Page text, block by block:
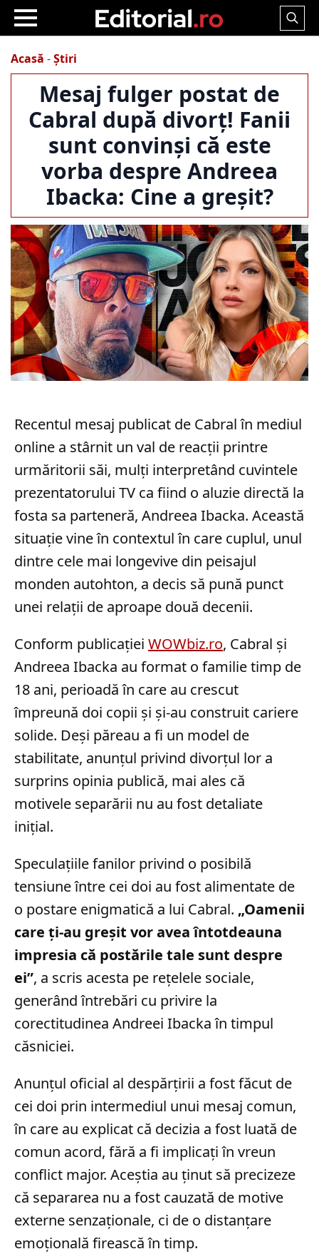
Search
Acasă -Știri
Mesaj fulger postat de
Cabral după divorț! Fanii
sunt convinși că este
vorba despre Andreea
Ibacka: Cine a greșit?
Recentul mesaj publicat de Cabral în mediul
online a stârnit un val de reacții printre
urmăritorii săi, mulți interpretând cuvintele
prezentatorului TV ca fiind o aluzie directă la
fosta sa parteneră, Andreea Ibacka. Această
situație vine în contextul în care cuplul, unul
dintre cele mai longevive din peisajul
monden autohton, a decis să pună punct
unei relații de aproape două decenii.
Conform publicației WOWbiz.ro, Cabral și
Andreea Ibacka au format o familie timp de
18 ani, perioadă în care au crescut
împreună doi copii și și-au construit cariere
solide. Deși păreau a fi un model de
stabilitate, anunțul privind divorțul lor a
surprins opinia publică, mai ales că
motivele separării nu au fost detaliate
inițial.
Speculațiile fanilor privind o posibilă
tensiune între cei doi au fost alimentate de
o postare enigmatică a lui Cabral. „Oamenii
care ți-au greșit vor avea întotdeauna
impresia că postările tale sunt despre
ei”, a scris acesta pe rețelele sociale,
generând întrebări cu privire la
corectitudinea Andreei Ibacka în timpul
căsniciei.
Anunțul oficial al despărțirii a fost făcut de
cei doi prin intermediul unui mesaj comun,
în care au explicat că decizia a fost luată de
comun acord, fără a fi implicați în vreun
conflict major. Aceștia au ținut să precizeze
că separarea nu a fost cauzată de motive
externe senzaționale, ci de o distanțare
emoțională firească în timp.